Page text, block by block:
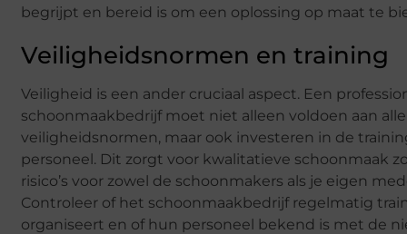
begrijpt en bereid is om een oplossing op maat te
Veiligheidsnormen en training
Veiligheid is een ander cruciaal aspect. Een
schoonmaakbedrijf moet niet alleen voldoen aan alle
veiligheidsnormen, maar ook investeren in de
personeel. Dit zorgt voor kwalitatieve schoonmaak
risico’s voor zowel de schoonmakers als je eigen
Controleer of het schoonmaakbedrijf regelmatig
organiseert en of hun personeel bekend is met de